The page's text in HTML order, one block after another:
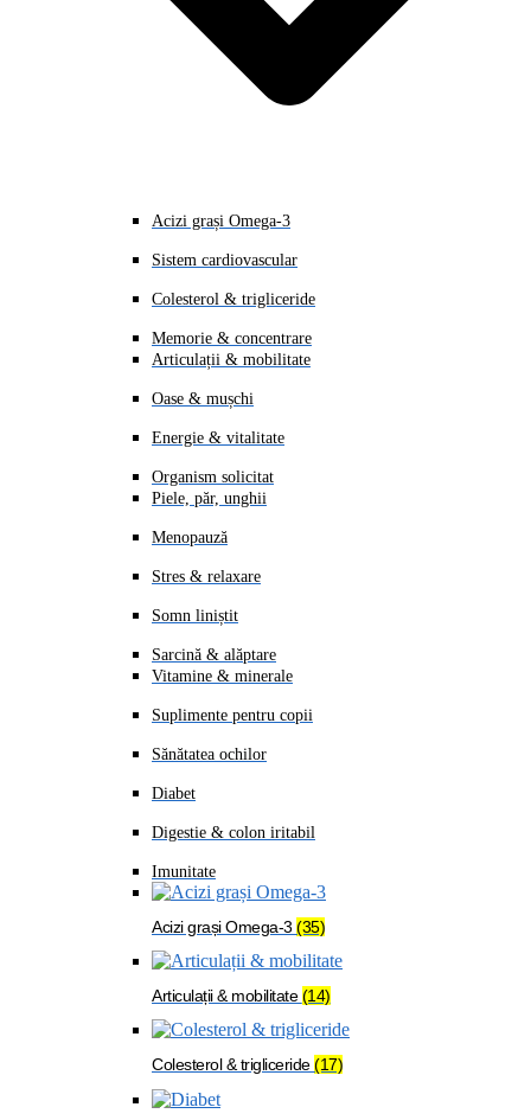
Acizi grași Omega-3
Sistem cardiovascular
Colesterol & trigliceride
Memorie & concentrare
Articulații & mobilitate
Oase & mușchi
Energie & vitalitate
Organism solicitat
Piele, păr, unghii
Menopauză
Stres & relaxare
Somn liniștit
Sarcină & alăptare
Vitamine & minerale
Suplimente pentru copii
Sănătatea ochilor
Diabet
Digestie & colon iritabil
Imunitate
Acizi grași Omega-3 (35)
Articulații & mobilitate(14)
Colesterol & trigliceride(17)